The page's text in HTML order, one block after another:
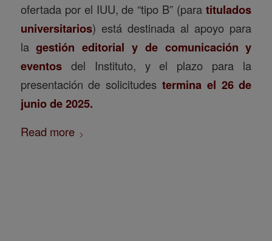
ofertada por el IUU, de “tipo B” (paratitulados
universitarios) está destinada al apoyo para
lagestión editorial y de comunicación y
eventosdel Instituto, y el plazo para la
presentación de solicitudes termina el 26 de
junio de 2025.
Read more